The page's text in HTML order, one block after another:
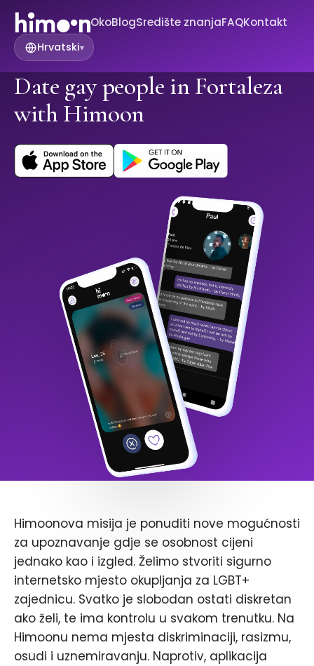
OkoBlogSredište znanjaFAQKontakt
Hrvatski▾
Date gay people in Fortaleza
with Himoon
Himoonova misija je ponuditi nove mogućnosti
za upoznavanje gdje se osobnost cijeni
jednako kao i izgled. Želimo stvoriti sigurno
internetsko mjesto okupljanja za LGBT+
zajednicu. Svatko je slobodan ostati diskretan
ako želi, te ima kontrolu u svakom trenutku. Na
Himoonu nema mjesta diskriminaciji, rasizmu,
osudi i uznemiravanju. Naprotiv, aplikacija